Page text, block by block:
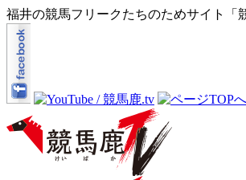
福井の競馬フリークたちのためサイト「